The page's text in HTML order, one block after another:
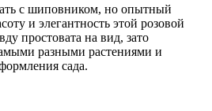
с шиповником, но опытный
и элегантность этой розовой
простовата на вид, зато
разными растениями и
сада.